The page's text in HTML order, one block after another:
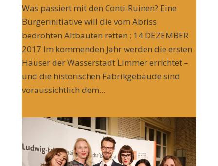
Was passiert mit den Conti-Ruinen? Eine
Bürgerinitiative will die vom Abriss
bedrohten Altbauten retten ; 14 DEZEMBER
2017 Im kommenden Jahr werden die ersten
Häuser der Wasserstadt Limmer errichtet –
und die historischen Fabrikgebäude sind
voraussichtlich dem...